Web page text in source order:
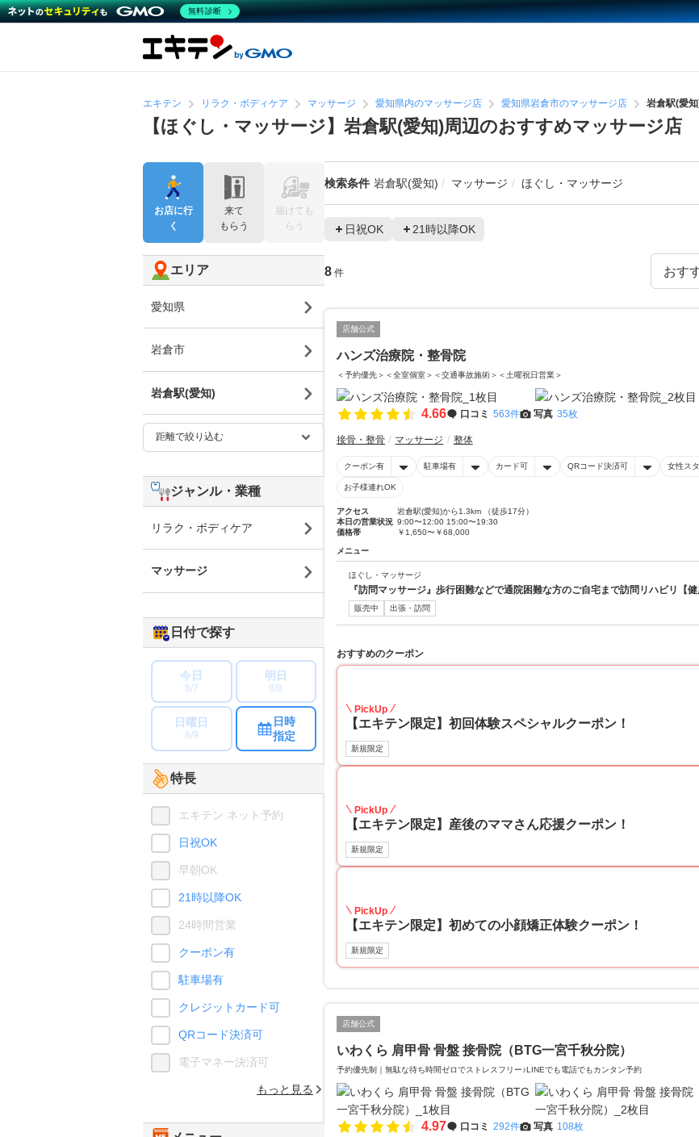
エキテン リラク・ボディケア マッサージ 愛知県内のマッサージ店 愛知県岩倉市のマッサージ店 岩倉駅(愛
【ほぐし・マッサージ】岩倉駅(愛知)周辺のおすすめマッサージ店
検索条件 岩倉駅(愛知) マッサージ ほぐし・マッサージ
日祝OK 21時以降OK
8 件
店舗公式
ハンズ治療院・整骨院
＜予約優先＞＜全室個室＞＜交通事故施術＞＜土曜祝日営業＞
4.66 口コミ 563件 写真 35枚
接骨・整骨 マッサージ 整体
クーポン有 駐車場有 カード可 QRコード決済可 女性ス
お子様連れOK
アクセス
岩倉駅(愛知)から1.3km （徒歩17分）
本日の営業状況 9:00〜12:00 15:00〜19:30
価格帯
￥1,650〜￥68,000
メニュー
ほぐし・マッサージ
『訪問マッサージ』歩行困難などで通院困難な方のご自宅まで訪問リハビリ【健
販売中 出張・訪問
おすすめのクーポン
PickUp
【エキテン限定】初回体験スペシャルクーポン！
新規限定
PickUp
【エキテン限定】産後のママさん応援クーポン！
新規限定
PickUp
【エキテン限定】初めての小顔矯正体験クーポン！
新規限定
店舗公式
いわくら 肩甲骨 骨盤 接骨院（BTG一宮千秋分院）
予約優先制｜無駄な待ち時間ゼロでストレスフリー♪LINEでも電話でもカンタン予約
4.97 口コミ 292件 写真 108枚
お店に行
く
来て
もらう
届けても
らう
エリア
愛知県
岩倉市
岩倉駅(愛知)
ジャンル・業種
リラク・ボディケア
マッサージ
日付で探す
今日
8/7
明日
8/8
日曜日
8/9
日時
指定
特長
エキテン ネット予約
日祝OK
早朝OK
21時以降OK
24時間営業
クーポン有
駐車場有
クレジットカード可
QRコード決済可
電子マネー決済可
もっと見る
無料診断